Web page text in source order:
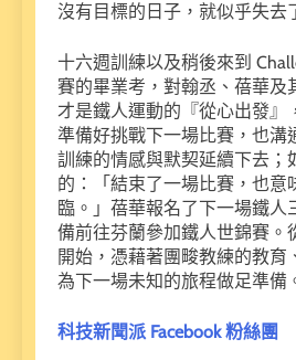
沒有目標的日子，就似乎失去
十六週訓練以及稍後來到
賽的畢業考，對翰丞、蓓華及
才是鐵人運動的『從心出發』
準備好挑戰下一場比賽，也溝
訓練的情感與默契延續下去；
的：「結束了一場比賽，也意
臨。」蓓華報名了下一場鐵人
備前往芬蘭參加鐵人世錦賽。
開始，憑藉著團畯教練的教育
為下一場未知的旅程做足準備
科技新聞派 Facebook 粉絲團